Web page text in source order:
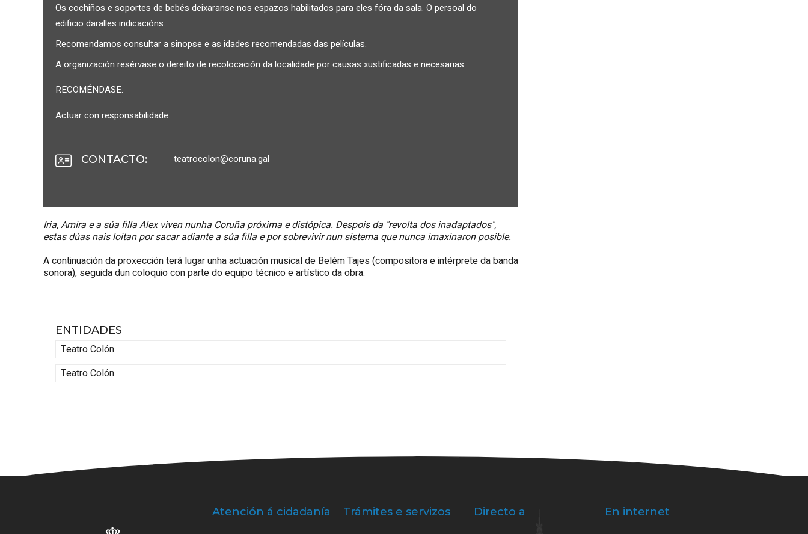
Os cochiños e soportes de bebés deixaranse nos espazos habilitados para eles fóra da sala. O persoal do
edificio daralles indicacións.
Recomendamos consultar a sinopse e as idades recomendadas das películas.
A organización resérvase o dereito de recolocación da localidade por causas xustificadas e necesarias.
RECOMÉNDASE:
Actuar con responsabilidade.
CONTACTO: teatrocolon@coruna.gal
Iria, Amira e a súa filla Alex viven nunha Coruña próxima e distópica. Despois da "revolta dos inadaptados",
estas dúas nais loitan por sacar adiante a súa filla e por sobrevivir nun sistema que nunca imaxinaron posible.
A continuación da proxección terá lugar unha actuación musical de Belém Tajes (compositora e intérprete da banda
sonora), seguida dun coloquio con parte do equipo técnico e artístico da obra.
ENTIDADES
Teatro Colón
Teatro Colón
Atención á cidadanía Trámites e servizos Directo a En internet